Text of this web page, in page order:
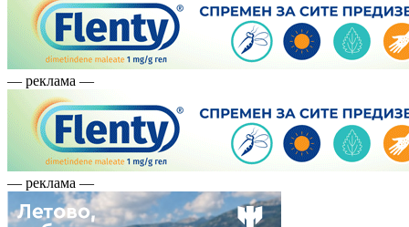
— реклама —
— реклама —